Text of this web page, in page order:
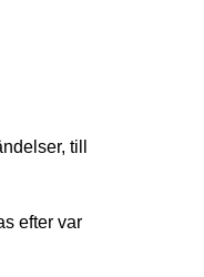
till
efter var